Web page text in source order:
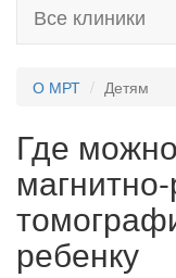
Все клиники
О МРТ Детям
Где
ребенку